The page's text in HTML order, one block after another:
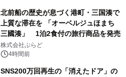
北前船の歴史が息づく港町・三国湊で
上質な滞在を 「オーベルジュほまち
三國湊」 1泊2食付の旅行商品を発売
株式会社ぷらど
4時間前
SNS200万回再生の「消えたドア」の